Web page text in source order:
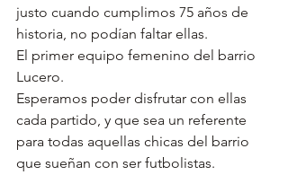
justo cuando cumplimos 75 años de
historia, no podían faltar ellas.
El primer equipo femenino del barrio
Lucero.
Esperamos poder disfrutar con ellas
cada partido, y que sea un referente
para todas aquellas chicas del barrio
que sueñan con ser futbolistas.